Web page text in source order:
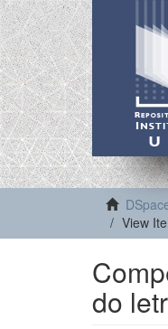
View
do